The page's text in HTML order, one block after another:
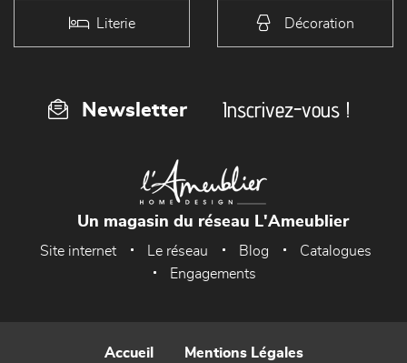
Literie Décoration
Newsletter Inscrivez-vous !
Un magasin du réseau L'Ameublier
Site internet Le réseau Blog
Catalogues
Engagements
Accueil Mentions Légales